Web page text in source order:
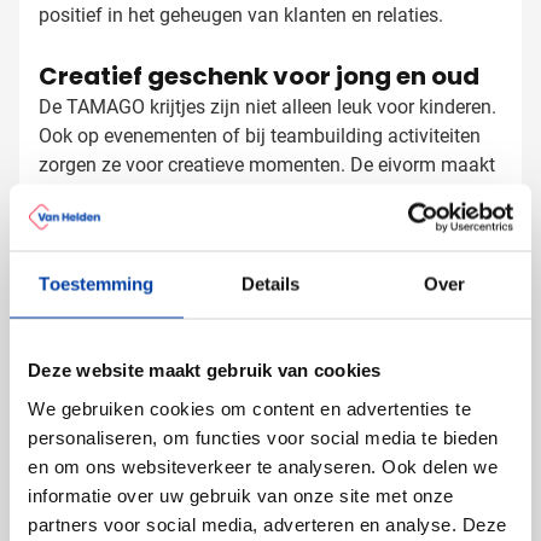
Toestemming Details Over
Deze website maakt gebruik van cookies
We gebruiken cookies om content en advertenties te
personaliseren, om functies voor social media te bieden
en om ons websiteverkeer te analyseren. Ook delen we
informatie over uw gebruik van onze site met onze
partners voor social media, adverteren en analyse. Deze
positief in het geheugen van klanten en relaties.
Creatief geschenk voor jong en oud
De TAMAGO krijtjes zijn niet alleen leuk voor kinderen.
Ook op evenementen of bij teambuilding activiteiten
zorgen ze voor creatieve momenten. De eivorm maakt
handjes. Na gebruik kunnen ze terug in het doosje,
Stoepkrijt bedrukken met logo
Bij Van Helden Relatiegeschenken bedrukken we jouw
Met je bedrijfslogo in full color
Met een feestelijke tekst of slogan
De bedrukking gebeurt op het kartonnen doosje,
waardoor jouw boodschap duidelijk zichtbaar blijft
terwijl de krijtjes worden gebruikt.